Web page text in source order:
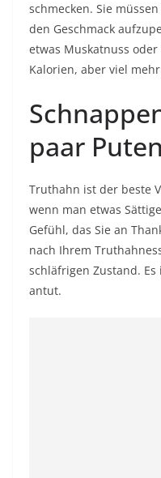
schmecken. Sie
den Geschmack
etwas Muskatnuss
Kalorien, aber viel
paar
Truthahn ist der beste
wenn man etwas
Gefühl, das Sie an
nach Ihrem
schläfrigen Zustand.
antut.